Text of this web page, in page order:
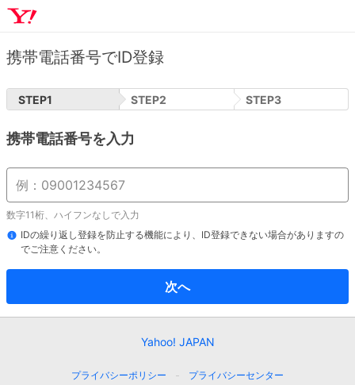
携帯電話番号でID登録
STEP1 STEP2 STEP3
携帯電話番号を入力
数字11桁、ハイフンなしで入力
IDの繰り返し登録を防止する機能により、ID登録できない場合がありますの
でご注意ください。
次へ
Yahoo! JAPAN
プライバシーポリシー
プライバシーセンター